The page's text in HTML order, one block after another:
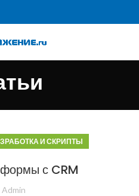
И СКРИПТЫ
формы с CRM
Admin